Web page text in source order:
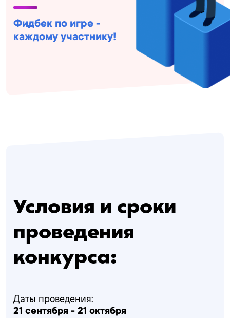
Фидбек по игре -
каждому участнику!
Условия и сроки
проведения
конкурса:
Даты проведения:
21 сентября - 21 октября